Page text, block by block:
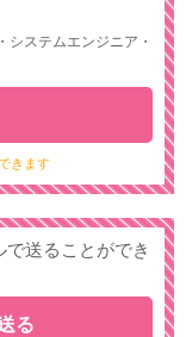
システムエンジニア・
きます
送ることができ
る